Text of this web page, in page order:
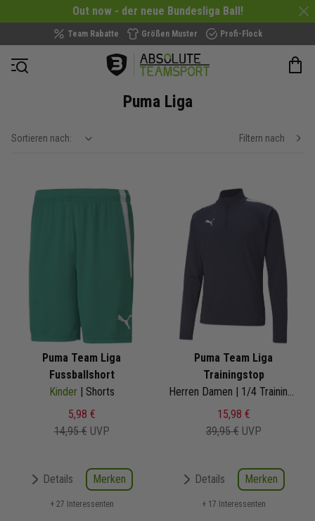
Out now - der neue Bundesliga Ball!
Team Rabatte Größen Muster Profi-Flock
Navigation öffnen
Puma Liga
Sortieren nach: show filteroptions Filtern nach
Puma Team Liga
Fussballshort
Kinder | Shorts
5,98 €
14,95 € UVP
Details Merken
+ 27 Interessenten
Puma Team Liga
Trainingstop
15,98 €
39,95 € UVP
Details Merken
+ 17 Interessenten